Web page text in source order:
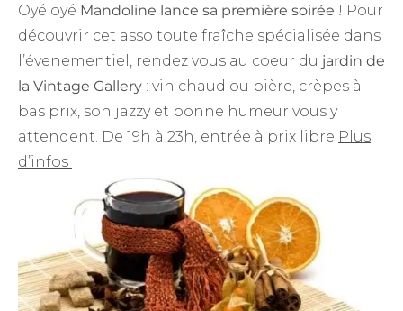
Oyé oyé Mandoline lance sa première soirée ! Pour
découvrir cet asso toute fraîche spécialisée dans
l’évenementiel, rendez vous au coeur du jardin de
la Vintage Gallery : vin chaud ou bière, crèpes à
bas prix, son jazzy et bonne humeur vous y
attendent. De 19h à 23h, entrée à prix libre Plus
d’infos